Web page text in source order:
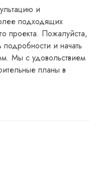
и
подходящих
проекта. Пожалуйста,
и начать
Мы с удовольствием
планы в